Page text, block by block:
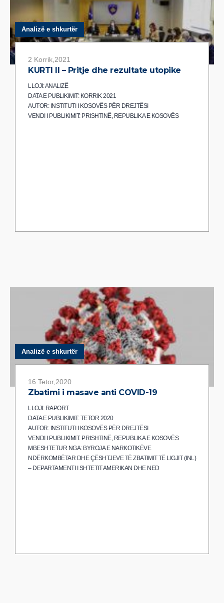
Analizë e shkurtër
2 Korrik,2021
KURTI II – Pritje dhe rezultate utopike
LLOJI: ANALIZË
DATA E PUBLIKIMIT: KORRIK 2021
AUTOR: INSTITUTI I KOSOVËS PËR DREJTËSI
VENDI I PUBLIKIMIT: PRISHTINË, REPUBLIKA E KOSOVËS
Analizë e shkurtër
16 Tetor,2020
Zbatimi i masave anti COVID-19
LLOJI: RAPORT
DATA E PUBLIKIMIT: TETOR 2020
AUTOR: INSTITUTI I KOSOVËS PËR DREJTËSI
VENDI I PUBLIKIMIT: PRISHTINË, REPUBLIKA E KOSOVËS
MBESHTETUR NGA: BYROJA E NARKOTIKËVE
NDËRKOMBËTAR DHE ÇËSHTJEVE TË ZBATIMIT TË LIGJIT (INL)
– DEPARTAMENTI I SHTETIT AMERIKAN DHE NED